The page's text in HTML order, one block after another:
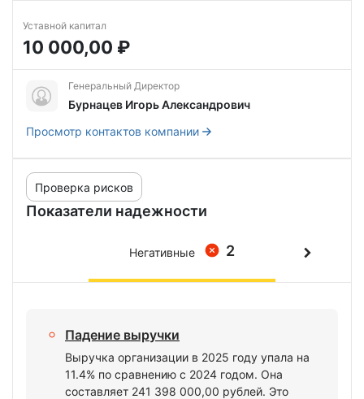
Уставной капитал
10 000,00 ₽
Генеральный Директор
Бурнацев Игорь Александрович
Просмотр контактов компании
Показатели надежности
Проверка рисков
2
Негативные
Падение выручки
Выручка организации в 2025 году упала на
11.4% по сравнению с 2024 годом. Она
составляет 241 398 000,00 рублей. Это